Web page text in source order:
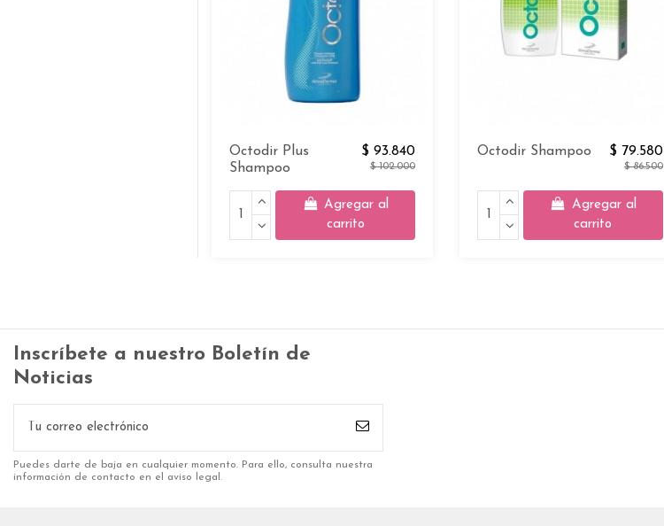
Octodir Plus
Shampoo
$ 93.840
$ 102.000
Agregar al
carrito
Octodir Shampoo $ 79.580
$ 86.500
Agregar al
carrito
Inscríbete a nuestro Boletín de
Noticias
Puedes darte de baja en cualquier momento. Para ello, consulta nuestra
información de contacto en el aviso legal.